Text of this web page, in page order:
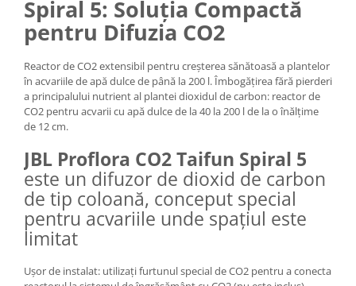
Medii filtrante
Decoruri si plante artificiale
Piese de schimb
Pasari
Batoane
Hrana pasari
Rozatoare
Igiena rozatoare
Hrana Rozatoare
Reptile
Hrana reptile
Spiral 5: Soluția Compactă
pentru Difuzia CO2
Reactor de CO2 extensibil pentru creșterea sănătoasă a plantelor
în acvariile de apă dulce de până la 200 l. Îmbogățirea fără pierderi
a principalului nutrient al plantei dioxidul de carbon: reactor de
CO2 pentru acvarii cu apă dulce de la 40 la 200 l de la o înălțime
de 12 cm.
JBL Proflora CO2 Taifun Spiral 5
este un difuzor de dioxid de carbon
de tip coloană, conceput special
pentru acvariile unde spațiul este
limitat
Ușor de instalat: utilizați furtunul special de CO2 pentru a conecta